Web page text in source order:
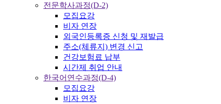
전문학사과정(D-2)
모집요강
비자 연장
외국인등록증 신청 및 재발급
주소(체류지) 변경 신고
건강보험료 납부
시간제 취업 안내
한국어연수과정(D-4)
모집요강
비자 연장